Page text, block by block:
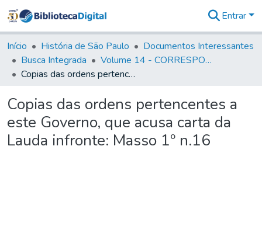
&
Coleções
Tudo na
Biblioteca
Estatísticas
Entrar
Início História de São Paulo
Documentos Interessantes
Busca Integrada
Volume 14 - CORRESPONDENCIAS DIVERSAS
Copias das ordens pertencentes a este Governo, que acusa carta da Lauda infronte: Masso 1º n.16
Copias das ordens pertencentes a
este Governo, que acusa carta da
Lauda infronte: Masso 1º n.16